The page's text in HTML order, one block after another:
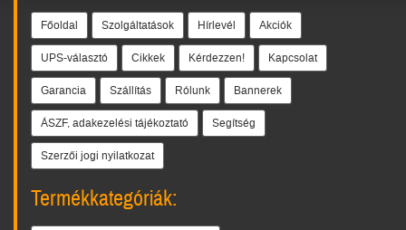
Főoldal Szolgáltatások Hírlevél Akciók
UPS-választó Cikkek Kérdezzen! Kapcsolat
Garancia Szállítás Rólunk Bannerek
ÁSZF, adakezelési tájékoztató Segítség
Szerzői jogi nyilatkozat
Termékkategóriák: